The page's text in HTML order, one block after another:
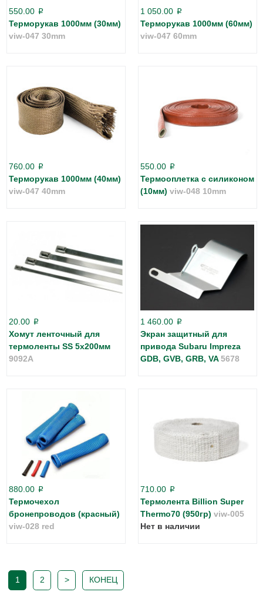
550.00 p
Терморукав 1000мм (30мм)
viw-047 30mm
1 050.00 p
Терморукав 1000мм (60мм)
viw-047 60mm
760.00 p
Терморукав 1000мм (40мм)
viw-047 40mm
550.00 p
Термооплетка с силиконом
(10мм) viw-048 10mm
20.00 p
Хомут ленточный для
термоленты SS 5x200мм
9092A
1 460.00 p
Экран защитный для
привода Subaru Impreza
GDB, GVB, GRB, VA5678
880.00 p
Термочехол
бронепроводов (красный)
viw-028 red
710.00 p
Термолента Billion Super
Thermo70 (950гр) viw-005
Нет в наличии
1 2 > КОНЕЦ